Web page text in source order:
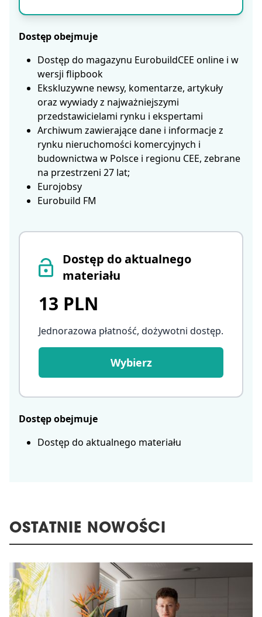
Dostęp do aktualnego
materiału
13 PLN
Jednorazowa płatność, dożywotni dostęp.
Wybierz
Dostęp obejmuje
Dostęp do aktualnego materiału
Dostęp obejmuje
Dostęp do magazynu EurobuildCEE online i w
wersji flipbook
Ekskluzywne newsy, komentarze, artykuły
oraz wywiady z najważniejszymi
przedstawicielami rynku i ekspertami
Archiwum zawierające dane i informacje z
rynku nieruchomości komercyjnych i
budownictwa w Polsce i regionu CEE, zebrane
na przestrzeni 27 lat;
Eurojobsy
Eurobuild FM
OSTATNIE NOWOŚCI